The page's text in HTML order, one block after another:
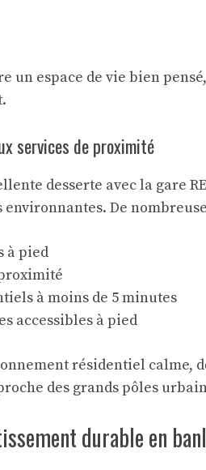
un espace de vie bien
services de proximité
desserte avec la gare
De
à pied
à moins de 5 minutes
accessibles à pied
résidentiel calme,
des grands pôles
durable en